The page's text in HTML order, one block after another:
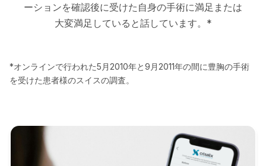
ーションを確認後に受けた自身の手術に満足または
大変満足していると話しています。*
*オンラインで行われた5月2010年と9月2011年の間に豊胸の手術
を受けた患者様のスイスの調査。